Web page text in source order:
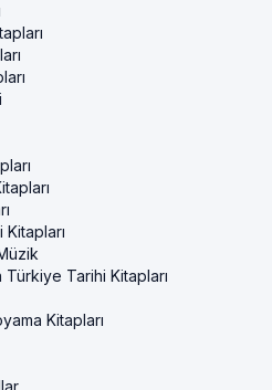
Türkiye Tarihi Kitapları
Kitapları